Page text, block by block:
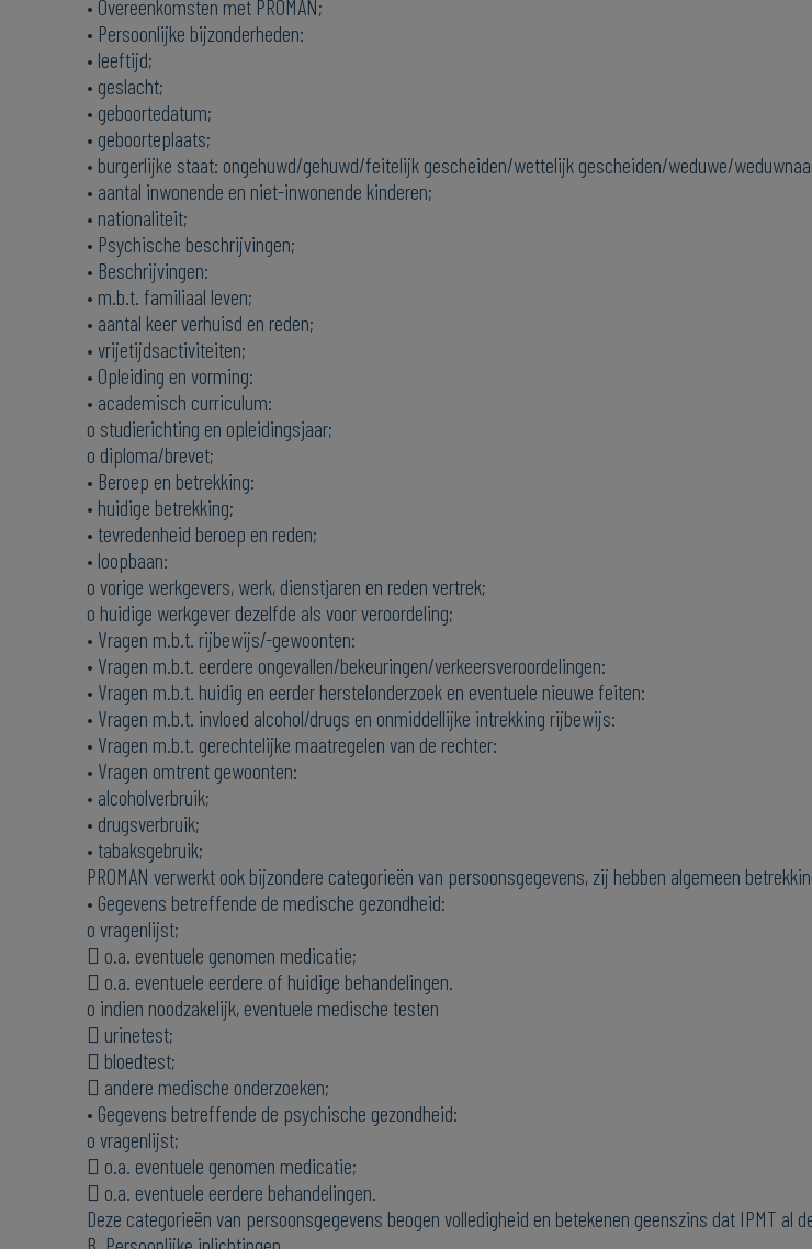
• Overeenkomsten met PROMAN;
• Persoonlijke bijzonderheden:
• leeftijd;
• geslacht;
• geboortedatum;
• geboorteplaats;
• burgerlijke staat: ongehuwd/gehuwd/feitelijk gescheiden/wettelijk gescheiden/weduwe/
• aantal inwonende en niet-inwonende kinderen;
• nationaliteit;
• Psychische beschrijvingen;
• Beschrijvingen:
• m.b.t. familiaal leven;
• aantal keer verhuisd en reden;
• vrijetijdsactiviteiten;
• Opleiding en vorming:
• academisch curriculum:
o studierichting en opleidingsjaar;
o diploma/brevet;
• Beroep en betrekking:
• huidige betrekking;
• tevredenheid beroep en reden;
• loopbaan:
o vorige werkgevers, werk, dienstjaren en reden vertrek;
o huidige werkgever dezelfde als voor veroordeling;
• Vragen m.b.t. rijbewijs/-gewoonten:
• Vragen m.b.t. eerdere ongevallen/bekeuringen/verkeersveroordelingen:
• Vragen m.b.t. huidig en eerder herstelonderzoek en eventuele nieuwe feiten:
• Vragen m.b.t. invloed alcohol/drugs en onmiddellijke intrekking rijbewijs:
• Vragen m.b.t. gerechtelijke maatregelen van de rechter:
• Vragen omtrent gewoonten:
• alcoholverbruik;
• drugsverbruik;
• tabaksgebruik;
PROMAN verwerkt ook bijzondere categorieën van persoonsgegevens, zij hebben algemeen
• Gegevens betreffende de medische gezondheid:
o vragenlijst;
 o.a. eventuele genomen medicatie;
 o.a. eventuele eerdere of huidige behandelingen.
o indien noodzakelijk, eventuele medische testen
 urinetest;
 bloedtest;
 andere medische onderzoeken;
• Gegevens betreffende de psychische gezondheid:
o vragenlijst;
 o.a. eventuele genomen medicatie;
 o.a. eventuele eerdere behandelingen.
Deze categorieën van persoonsgegevens beogen volledigheid en betekenen geenszins dat IPMT al